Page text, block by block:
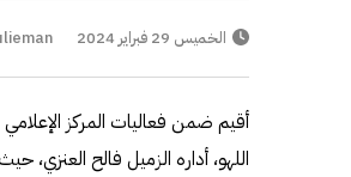
الخميس 29 فبراير 2024
أقيم ضمن فعاليات المركز
اللهو، أداره الزميل فالح العنزي،